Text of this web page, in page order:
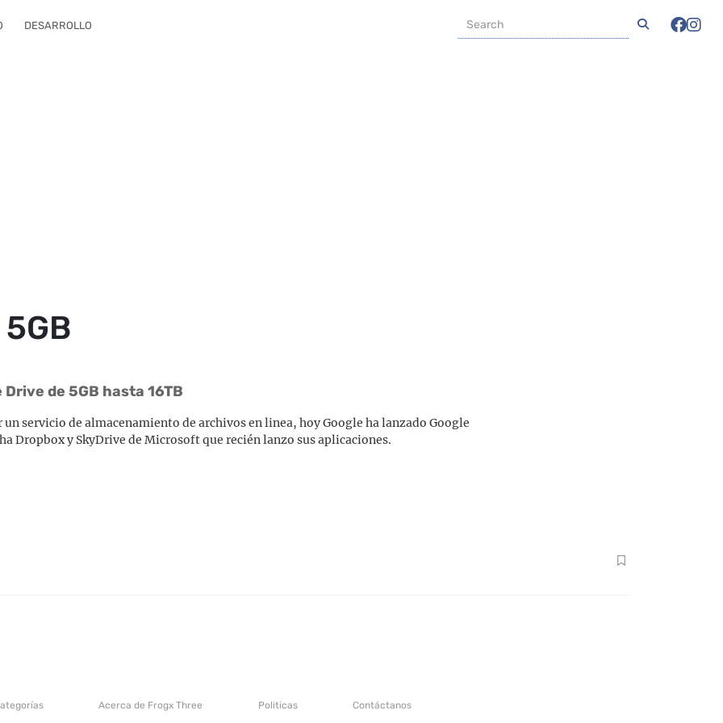
DESARROLLO
de 5GB hasta 16TB
servicio de almacenamiento de archivos en linea, hoy Google ha lanzado Google
Dropbox y SkyDrive de Microsoft que recién lanzo sus aplicaciones.
Acerca de Frogx Three Politicas Contáctanos